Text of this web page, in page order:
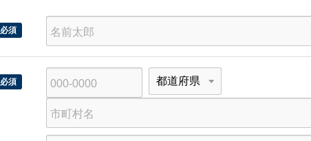
必須
名
必須
便
番
号
区
町